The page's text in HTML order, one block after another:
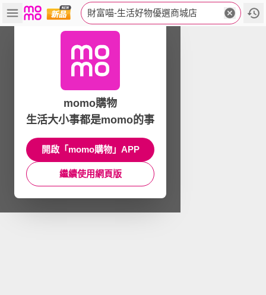
財富喵-生活好物優選商城店
momo購物
生活大小事都是momo的事
開啟「momo購物」APP
繼續使用網頁版